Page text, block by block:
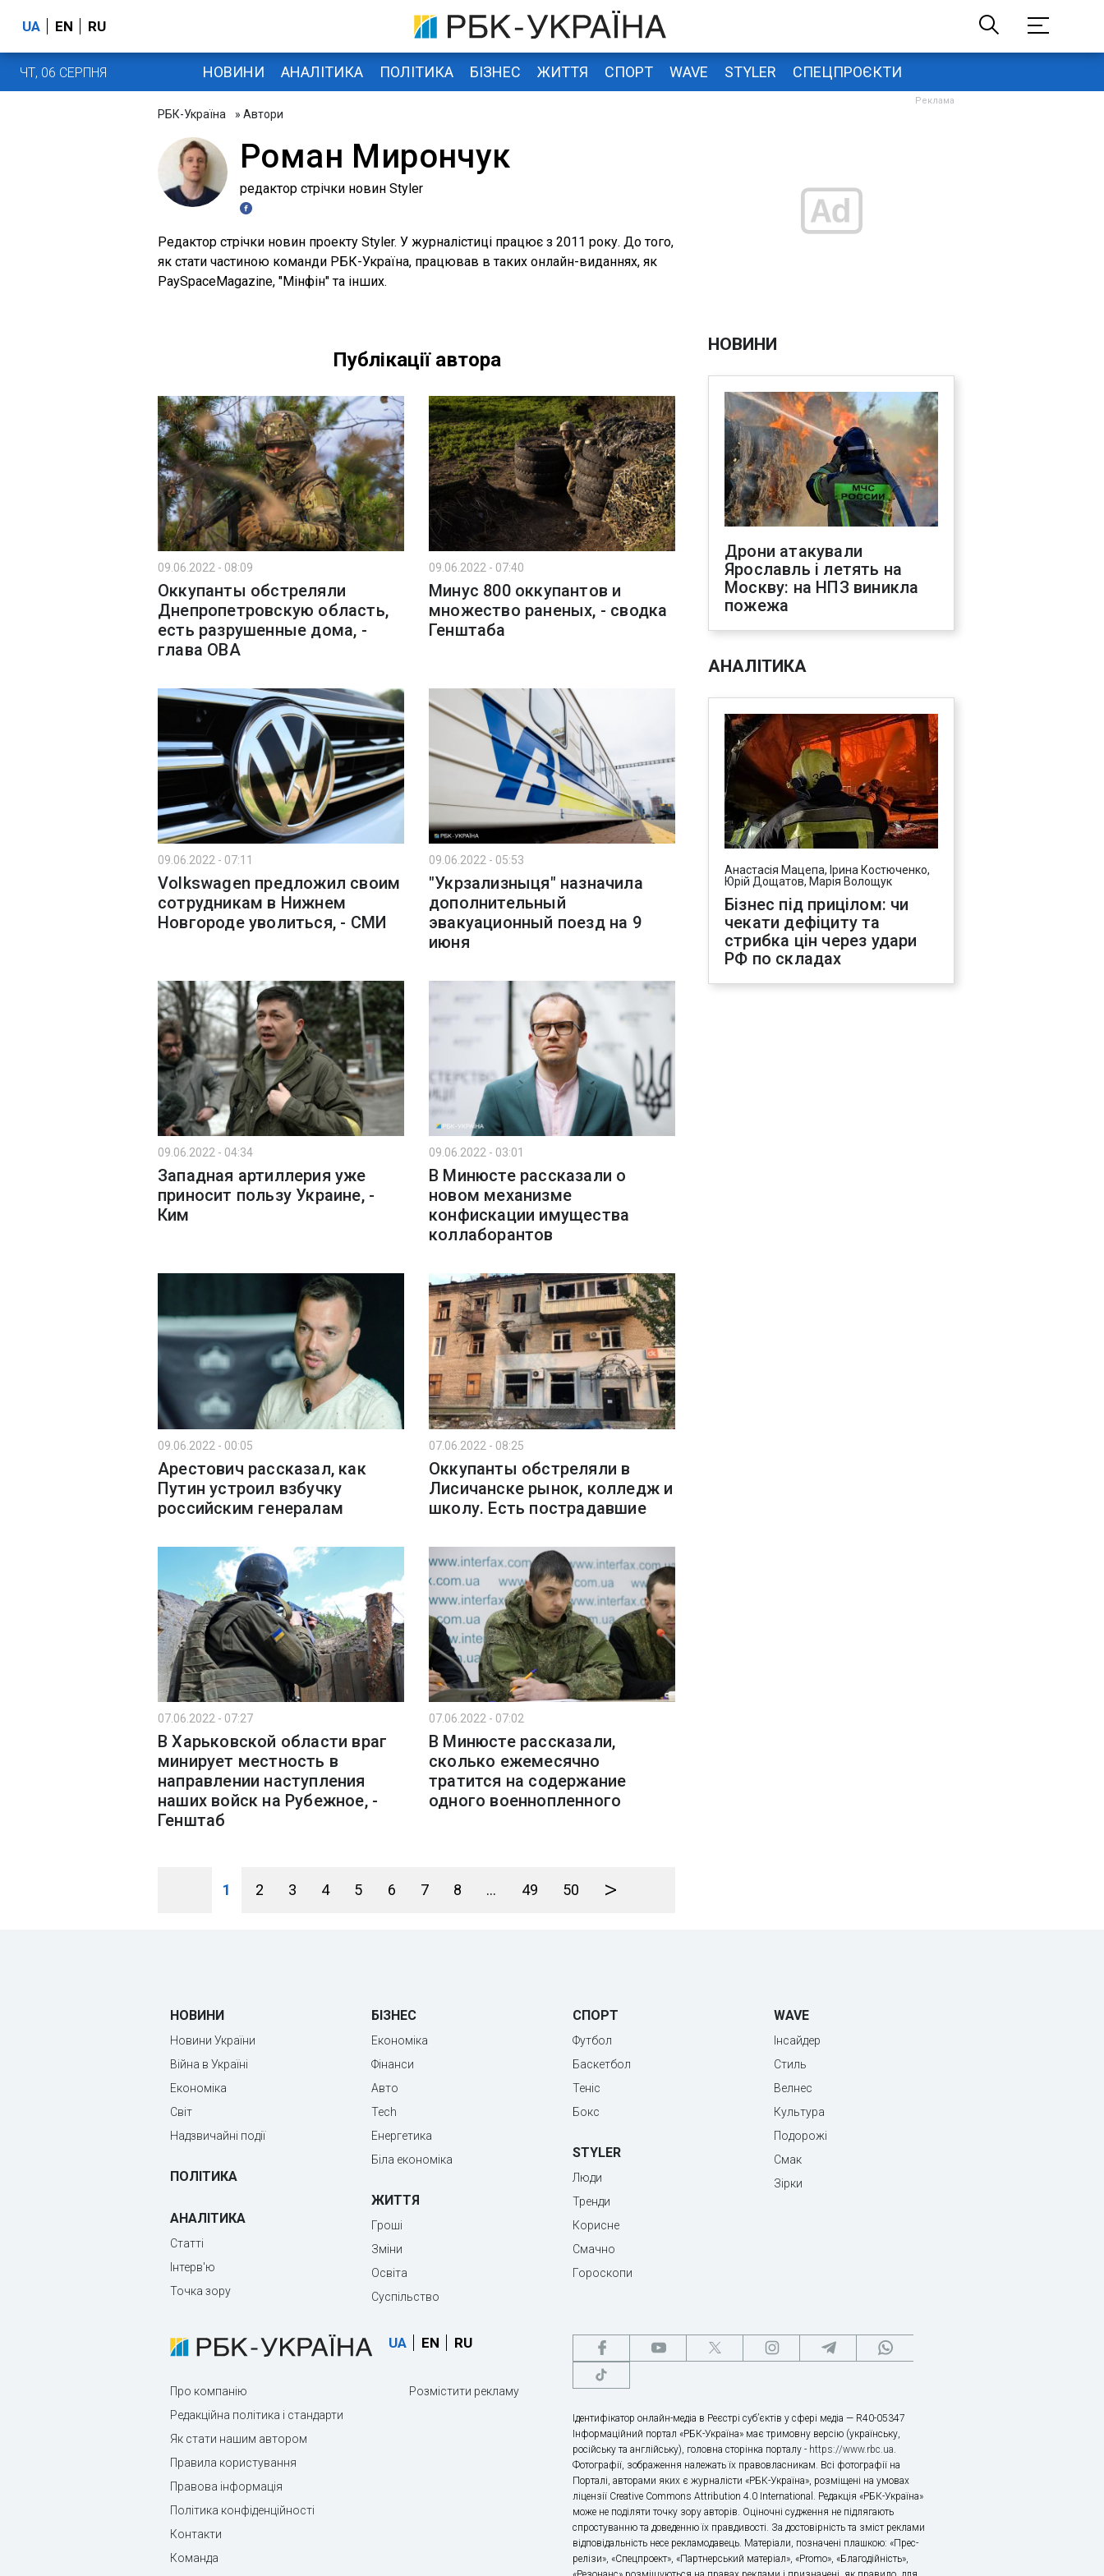
UA EN RU
ЧТ, 06 СЕРПНЯ НОВИНИ АНАЛІТИКА ПОЛІТИКА БІЗНЕС ЖИТТЯ СПОРТ WAVE STYLER СПЕЦПРОЄКТИ
РБК-Україна » Автори
Роман Мирончук
редактор стрічки новин Styler
Редактор стрічки новин проекту Styler. У журналістиці працює з 2011 року. До того,
як стати частиною команди РБК-Україна, працював в таких онлайн-виданнях, як
PaySpaceMagazine, "Мінфін" та інших.
Публікації автора
09.06.2022 - 08:09
Оккупанты обстреляли
Днепропетровскую область,
есть разрушенные дома, -
глава ОВА
09.06.2022 - 07:40
Минус 800 оккупантов и
множество раненых, - сводка
Генштаба
09.06.2022 - 07:11
Volkswagen предложил своим
сотрудникам в Нижнем
Новгороде уволиться, - СМИ
09.06.2022 - 05:53
"Укрзализныця" назначила
дополнительный
эвакуационный поезд на 9
июня
09.06.2022 - 04:34
Западная артиллерия уже
приносит пользу Украине, -
Ким
09.06.2022 - 03:01
В Минюсте рассказали о
новом механизме
конфискации имущества
коллаборантов
09.06.2022 - 00:05
Арестович рассказал, как
Путин устроил взбучку
российским генералам
07.06.2022 - 08:25
Оккупанты обстреляли в
Лисичанске рынок, колледж и
школу. Есть пострадавшие
07.06.2022 - 07:27
В Харьковской области враг
минирует местность в
направлении наступления
наших войск на Рубежное, -
Генштаб
07.06.2022 - 07:02
В Минюсте рассказали,
сколько ежемесячно
тратится на содержание
одного военнопленного
1 2 3 4 5 6 7 8 ... 49 50 >
НОВИНИ
Дрони атакували
Ярославль і летять на
Москву: на НПЗ виникла
пожежа
АНАЛІТИКА
Анастасія Мацепа, Ірина Костюченко,
Юрій Дощатов, Марія Волощук
Бізнес під прицілом: чи
чекати дефіциту та
стрибка цін через удари
РФ по складах
НОВИНИ
Новини України
Війна в Україні
Економіка
Світ
Надзвичайні події
ПОЛІТИКА
АНАЛІТИКА
Статті
Інтерв'ю
Точка зору
БІЗНЕС
Економіка
Фінанси
Авто
Tech
Енергетика
Біла економіка
ЖИТТЯ
Гроші
Зміни
Освіта
Суспільство
СПОРТ
Футбол
Баскетбол
Теніс
Бокс
STYLER
Люди
Тренди
Корисне
Смачно
Гороскопи
WAVE
Інсайдер
Стиль
Велнес
Культура
Подорожі
Смак
Зірки
UA EN RU
Про компанію
Редакційна політика і стандарти
Як стати нашим автором
Правила користування
Правова інформація
Політика конфіденційності
Контакти
Команда
Розмістити рекламу
Ідентифікатор онлайн-медіа в Реєстрі суб’єктів у сфері медіа — R40-05347
Інформаційний портал «РБК-Україна» має тримовну версію (українську,
російську та англійську), головна сторінка порталу - https://www.rbc.ua.
Фотографії, зображення належать їх правовласникам. Всі фотографії на
Порталі, авторами яких є журналісти «РБК-Україна», розміщені на умовах
ліцензії Creative Commons Attribution 4.0 International. Редакція «РБК-Україна»
може не поділяти точку зору авторів. Оціночні судження не підлягають
спростуванню та доведенню їх правдивості. За достовірність та зміст реклами
відповідальність несе рекламодавець. Матеріали, позначені плашкою: «Прес-
релізи», «Спецпроект», «Партнерський матеріал», «Promo», «Благодійність»,